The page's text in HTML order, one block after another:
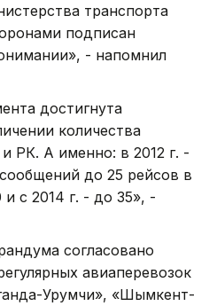
транспорта
подписан
- напомнил
достигнута
количества
РК. А именно: в 2012 г. -
до 25 рейсов в
с 2014 г. - до 35», -
согласовано
авиаперевозок
Урумчи», «Шымкент-